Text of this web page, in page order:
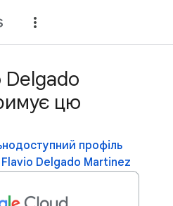
Delgado
цю
профіль
Delgado Martinez